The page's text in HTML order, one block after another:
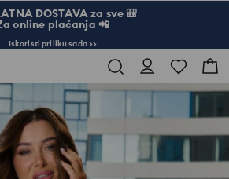
DOSTAVA za sve 🎒
online plaćanja 📲
Iskoristi priliku sada >>